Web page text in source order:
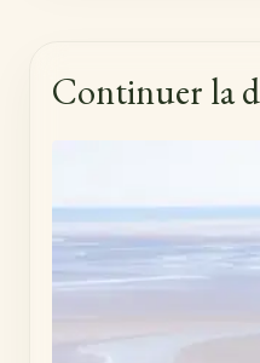
Continuer la